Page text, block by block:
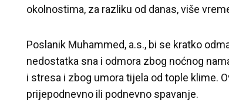
okolnostima, za razliku od danas, više
Poslanik Muhammed, a.s., bi se kratko
nedostatka sna i odmora zbog noćnog
i stresa i zbog umora tijela od tople klime.
prijepodnevno ili podnevno spavanje.